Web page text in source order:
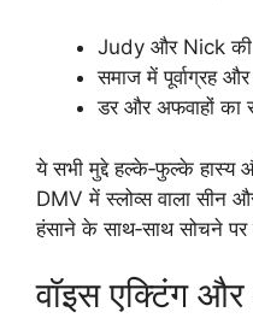
Judy और Nick की
समाज में पूर्वाग्रह
डर और अफवाहों का
ये सभी मुद्दे हल्के‑फुल्के
DMV में स्लोव्स वाला सीन
हंसाने के साथ‑साथ सोचने पर
वॉइस एक्टिंग